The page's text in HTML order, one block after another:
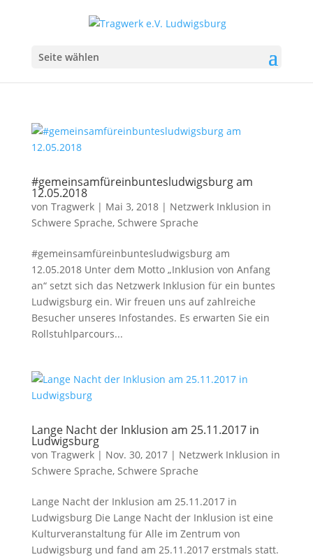
Seite wählen
#gemeinsamfüreinbuntesludwigsburg am
12.05.2018
von Tragwerk| Mai 3, 2018| Netzwerk Inklusion in
Schwere Sprache, Schwere Sprache
#gemeinsamfüreinbuntesludwigsburg am
12.05.2018 Unter dem Motto „Inklusion von Anfang
an“ setzt sich das Netzwerk Inklusion für ein buntes
Ludwigsburg ein. Wir freuen uns auf zahlreiche
Besucher unseres Infostandes. Es erwarten Sie ein
Rollstuhlparcours...
Lange Nacht der Inklusion am 25.11.2017 in
Ludwigsburg
von Tragwerk| Nov. 30, 2017| Netzwerk Inklusion in
Schwere Sprache, Schwere Sprache
Lange Nacht der Inklusion am 25.11.2017 in
Ludwigsburg Die Lange Nacht der Inklusion ist eine
Kulturveranstaltung für Alle im Zentrum von
Ludwigsburg und fand am 25.11.2017 erstmals statt.